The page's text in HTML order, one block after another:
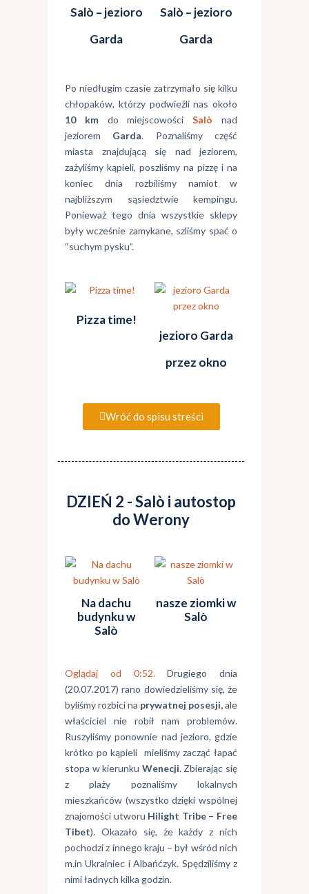
Salò – jezioro
Garda
Salò – jezioro
Garda
Po niedługim czasie zatrzymało się kilku
chłopaków, którzy podwieźli nas około
10 kmdo miejscowościSalò nad
jeziorem Garda. Poznaliśmy część
miasta znajdującą się nad jeziorem,
zażyliśmy kąpieli, poszliśmy na pizzę i na
koniec dnia rozbiliśmy namiot w
najbliższym sąsiedztwie kempingu.
Ponieważ tego dnia wszystkie sklepy
były wcześnie zamykane, szliśmy spać o
“suchym pysku”.
Pizza time!
jezioro Garda
przez okno
Wróć do spisu streści
DZIEŃ 2 - Salò i autostop
do Werony
Na dachu
budynku w
Salò
nasze ziomki w
Salò
Oglądaj od 0:52.Drugiego dnia
(20.07.2017) rano dowiedzieliśmy się, że
byliśmy rozbici na prywatnej posesji,ale
właściciel nie robił nam problemów.
Ruszyliśmy ponownie nad jezioro, gdzie
krótko po kąpieli mieliśmy zacząć łapać
stopa w kierunku Wenecji. Zbierając się
z plaży poznaliśmy lokalnych
mieszkańców (wszystko dzięki wspólnej
znajomości utworu Hilight Tribe – Free
Tibet). Okazało się, że każdy z nich
pochodzi z innego kraju – był wśród nich
m.in Ukrainiec i Albańćzyk. Spędziliśmy z
nimi ładnych kilka godzin.